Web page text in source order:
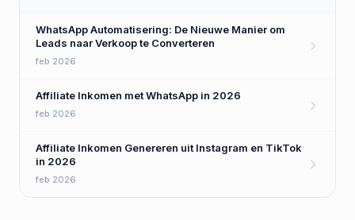
WhatsApp Automatisering: De Nieuwe Manier om
Leads naar Verkoop te Converteren
feb 2026
Affiliate Inkomen met WhatsApp in 2026
feb 2026
Affiliate Inkomen Genereren uit Instagram en TikTok
in 2026
feb 2026